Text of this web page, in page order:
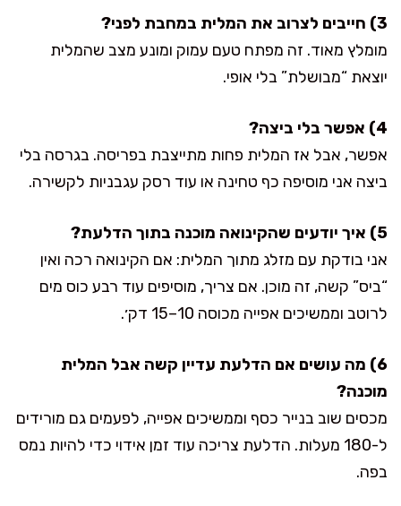
3) חייבים לצרוב את המלית במחבת לפני?
מומלץ מאוד. זה מפתח טעם עמוק ומונע מצב שהמלית
יוצאת “מבושלת” בלי אופי.
4) אפשר בלי ביצה?
אפשר, אבל אז המלית פחות מתייצבת בפריסה. בגרסה בלי
ביצה אני מוסיפה כף טחינה או עוד רסק עגבניות לקשירה.
5) איך יודעים שהקינואה מוכנה בתוך הדלעת?
אני בודקת עם מזלג מתוך המלית: אם הקינואה רכה ואין
“ביס” קשה, זה מוכן. אם צריך, מוסיפים עוד רבע כוס מים
לרוטב וממשיכים אפייה מכוסה 10–15 דק׳.
6) מה עושים אם הדלעת עדיין קשה אבל המלית
מוכנה?
מכסים שוב בנייר כסף וממשיכים אפייה, לפעמים גם מורידים
ל-180 מעלות. הדלעת צריכה עוד זמן אידוי כדי להיות נמס
בפה.